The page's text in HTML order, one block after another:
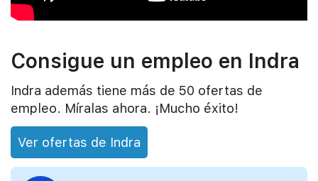
Consigue un empleo en Indra
Indra además tiene más de 50 ofertas de
empleo. Míralas ahora. ¡Mucho éxito!
Ver ofertas de Indra